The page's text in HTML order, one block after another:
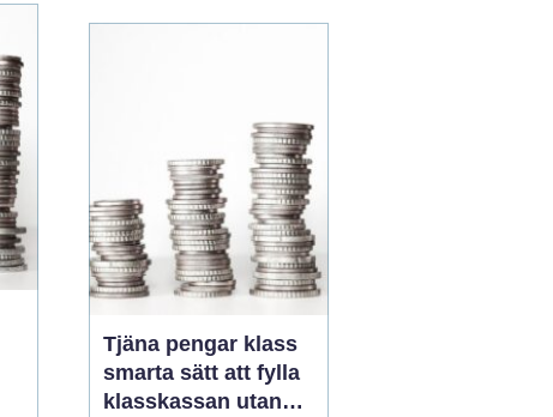
varianterna från 70 och
ett enormt spann av
färger, material och
strukturer. För den som
planerar16 maj 2026
Tjäna pengar klass
smarta sätt att fylla
klasskassan utan